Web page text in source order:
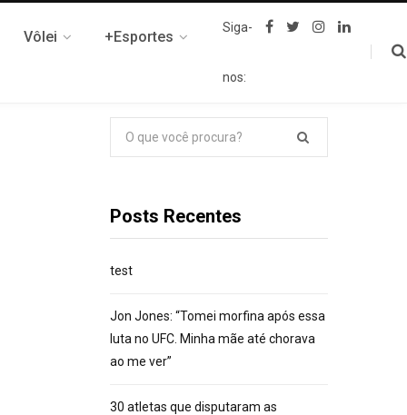
Vôlei +Esportes
Siga-
nos:
F
I
L
Pesquisar
por:
Posts Recentes
test
Jon Jones: “Tomei morfina após essa
luta no UFC. Minha mãe até chorava
ao me ver”
30 atletas que disputaram as